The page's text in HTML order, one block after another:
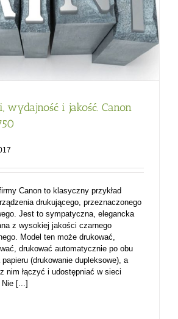
wydajność i jakość. Canon
Canon to klasyczny przykład
drukującego, przeznaczonego
Jest to sympatyczna, elegancka
z wysokiej jakości czarnego
Model ten może drukować,
drukować automatycznie po obu
(drukowanie dupleksowe), a
nim łączyć i udostępniać w sieci
Nie [...]